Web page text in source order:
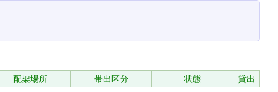
配架場所 帯出区分 状態
貸出